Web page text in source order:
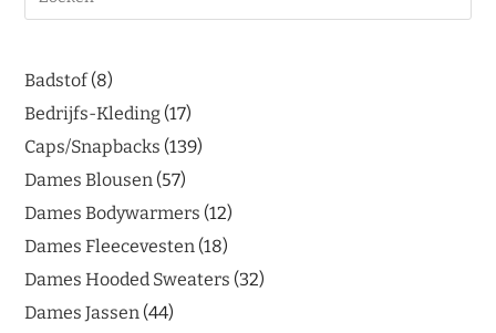
Badstof 8
Bedrijfs-Kleding 17
Caps/Snapbacks 139
Dames Blousen 57
Dames Bodywarmers 12
Dames Fleecevesten 18
Dames Hooded Sweaters 32
Dames Jassen 44